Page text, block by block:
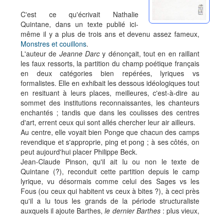
C'est ce qu'écrivait Nathalie
Quintane, dans un texte publié ici-
même il y a plus de trois ans et devenu assez fameux,
Monstres et couillons.
L'auteur de Jeanne Darc y dénonçait, tout en en raillant
les faux ressorts, la partition du champ poétique français
en deux catégories bien repérées, lyriques vs
formalistes. Elle en exhibait les dessous idéologiques tout
en resituant à leurs places, meilleures, c'est-à-dire au
sommet des institutions reconnaissantes, les chanteurs
enchantés ; tandis que dans les coulisses des centres
d'art, errent ceux qui sont allés chercher leur air ailleurs.
Au centre, elle voyait bien Ponge que chacun des camps
revendique et s'approprie, ping et pong ; à ses côtés, on
peut aujourd'hui placer Philippe Beck.
Jean-Claude Pinson, qu'il ait lu ou non le texte de
Quintane (?), reconduit cette partition depuis le camp
lyrique, vu désormais comme celui des Sages vs les
Fous (ou ceux qui habitent vs ceux à bites ?), à ceci près
qu'il a lu tous les grands de la période structuraliste
auxquels il ajoute Barthes,le dernier Barthes : plus vieux,